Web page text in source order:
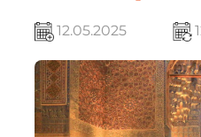
12.05.2025